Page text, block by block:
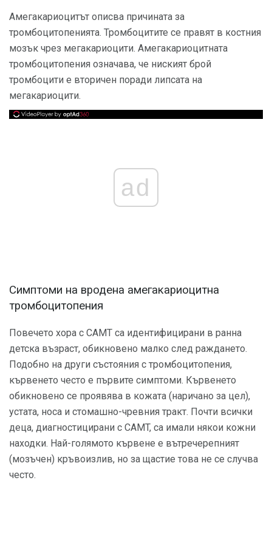
Амегакариоцитът описва причината за
тромбоцитопенията. Тромбоцитите се правят в костния
мозък чрез мегакариоцити. Амегакариоцитната
тромбоцитопения означава, че ниският брой
тромбоцити е вторичен поради липсата на
мегакариоцити.
ad
Симптоми на вродена амегакариоцитна
тромбоцитопения
Повечето хора с CAMT са идентифицирани в ранна
детска възраст, обикновено малко след раждането.
Подобно на други състояния с тромбоцитопения,
кървенето често е първите симптоми. Кървенето
обикновено се проявява в кожата (наричано за цел),
устата, носа и стомашно-чревния тракт. Почти всички
деца, диагностицирани с CAMT, са имали някои кожни
находки. Най-голямото кървене е вътречерепният
(мозъчен) кръвоизлив, но за щастие това не се случва
често.